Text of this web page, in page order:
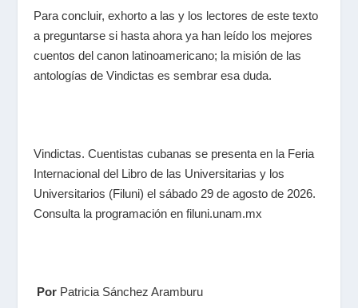
Para concluir, exhorto a las y los lectores de este texto
a preguntarse si hasta ahora ya han leído los mejores
cuentos del canon latinoamericano; la misión de las
antologías de Vindictas es sembrar esa duda.
Vindictas. Cuentistas cubanas se presenta en la Feria
Internacional del Libro de las Universitarias y los
Universitarios (Filuni) el sábado 29 de agosto de 2026.
Consulta la programación en filuni.unam.mx
Por Patricia Sánchez Aramburu